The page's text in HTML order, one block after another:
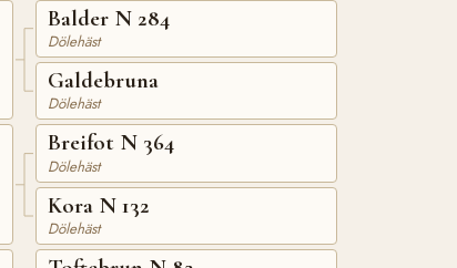
Balder N 284
Dölehäst
Galdebruna
Dölehäst
Breifot N 364
Dölehäst
Kora N 132
Dölehäst